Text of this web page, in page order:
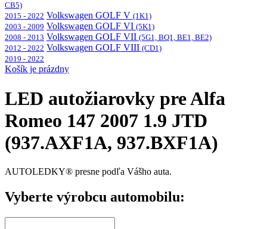
CB5)
2015 - 2022 Volkswagen GOLF V (1K1)
2003 - 2009 Volkswagen GOLF VI (5K1)
2008 - 2013 Volkswagen GOLF VII (5G1, BQ1, BE1, BE2)
2012 - 2022 Volkswagen GOLF VIII (CD1)
2019 - 2022
Košík je prázdny
LED autožiarovky pre Alfa
Romeo 147 2007 1.9 JTD
(937.AXF1A, 937.BXF1A)
AUTOLEDKY® presne podľa Vášho auta.
Vyberte výrobcu automobilu: